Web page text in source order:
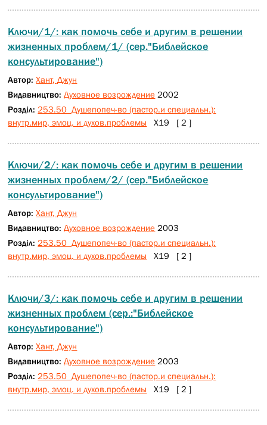
Ключи/1/: как помочь себе и другим в решении
жизненных проблем/1/ (сер."Библейское
консультирование")
Автор:Хант, Джун
Видавництво:Духовное возрождение 2002
Розділ: 253.50 Душепопеч-во (пастор.и специальн.):
внутр.мир, эмоц. и духов.проблемы Х19 [ 2 ]
Ключи/2/: как помочь себе и другим в решении
жизненных проблем/2/ (сер."Библейское
консультирование")
Автор:Хант, Джун
Видавництво:Духовное возрождение 2003
Розділ: 253.50 Душепопеч-во (пастор.и специальн.):
внутр.мир, эмоц. и духов.проблемы Х19 [ 2 ]
Ключи/3/: как помочь себе и другим в решении
жизненных проблем (сер.:"Библейское
консультирование")
Автор:Хант, Джун
Видавництво:Духовное возрождение 2003
Розділ: 253.50 Душепопеч-во (пастор.и специальн.):
внутр.мир, эмоц. и духов.проблемы Х19 [ 2 ]